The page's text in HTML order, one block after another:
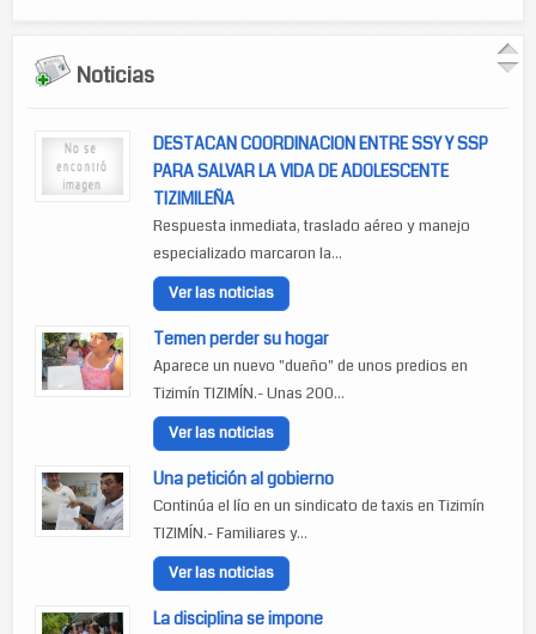
Noticias
DESTACAN COORDINACION ENTRE SSY Y SSP
PARA SALVAR LA VIDA DE ADOLESCENTE
TIZIMILEÑA
Respuesta inmediata, traslado aéreo y manejo
especializado marcaron la...
Ver las noticias
Temen perder su hogar
Aparece un nuevo "dueño" de unos predios en
Tizimín TIZIMÍN.- Unas 200...
Ver las noticias
Una petición al gobierno
Continúa el lío en un sindicato de taxis en Tizimín
TIZIMÍN.- Familiares y...
Ver las noticias
La disciplina se impone